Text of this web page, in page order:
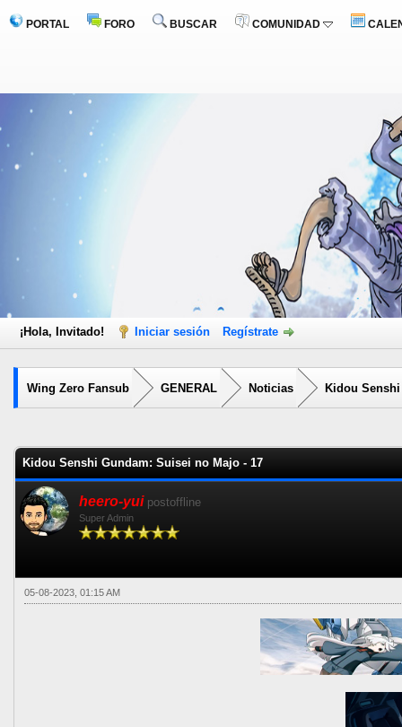
PORTAL FORO BUSCAR COMUNIDAD
¡Hola, Invitado! Iniciar sesión Regístrate
Wing Zero Fansub GENERAL Noticias Kidou
Kidou Senshi Gundam: Suisei no Majo - 17
heero-yui postoffline
Super Admin
05-08-2023, 01:15 AM